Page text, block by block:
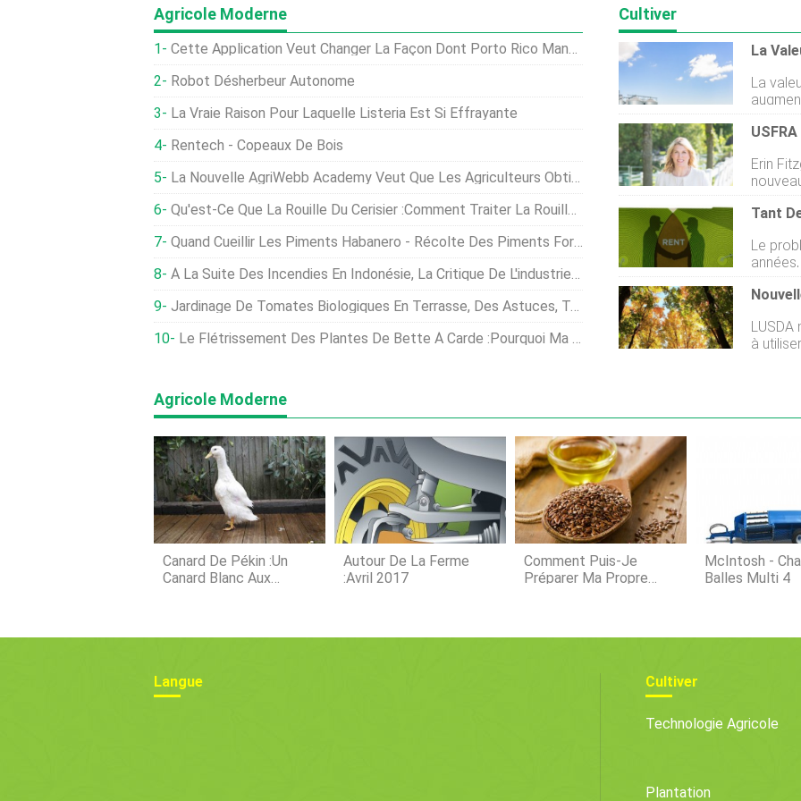
Agricole Moderne
Cette Application Veut Changer La Façon Dont Porto Rico Mange
Robot Désherbeur Autonome
La Vraie Raison Pour Laquelle Listeria Est Si Effrayante
Rentech - Copeaux De Bois
La Nouvelle AgriWebb Academy Veut Que Les Agriculteurs Obtiennent Plus Avec Sa Plateforme Numérique
Qu'est-Ce Que La Rouille Du Cerisier :comment Traiter La Rouille Sur Un Cerisier
Quand Cueillir Les Piments Habanero - Récolte Des Piments Forts
À La Suite Des Incendies En Indonésie, La Critique De L'industrie De L'huile De Palme Couve
Jardinage De Tomates Biologiques En Terrasse, Des Astuces, Technique
Le Flétrissement Des Plantes De Bette À Carde :pourquoi Ma Bette À Carde Flétrit-Elle
Cultiver
La
une
avec la
depuis 2011. Lenquête
des
lÉtat
ou 168
Erin
efforts
Le natif
Centre
Le
à
Agricole Moderne
Canard De Pékin :un
Canard Blanc Aux
Autour De La Ferme
:avril 2017
Comment Puis-Je
Préparer Ma Propre
McIntosh -
Balles Multi 4
Langue Cultiver
Technologie Agricole
Plantation